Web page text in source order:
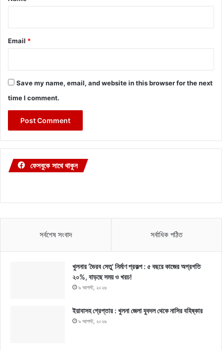
Email *
Save my name, email, and website in this browser for the next
time I comment.
ফেসবুকে সাথে থাকুন
সর্বশেষ সংবাদ সর্বাধিক পঠিত
খুলনার ‘ভৈরব সেতু’ নির্মাণ প্রকল্প : ৫ বছরে কাজের অগ্রগতি
২০%, বাড়ছে সময় ও খরচ!
৯ আগস্ট, ২০২৬
ইয়াবাসহ গ্রেপ্তার : খুলনা জেলা যুবদল থেকে নাসির বহিষ্কার
৯ আগস্ট, ২০২৬